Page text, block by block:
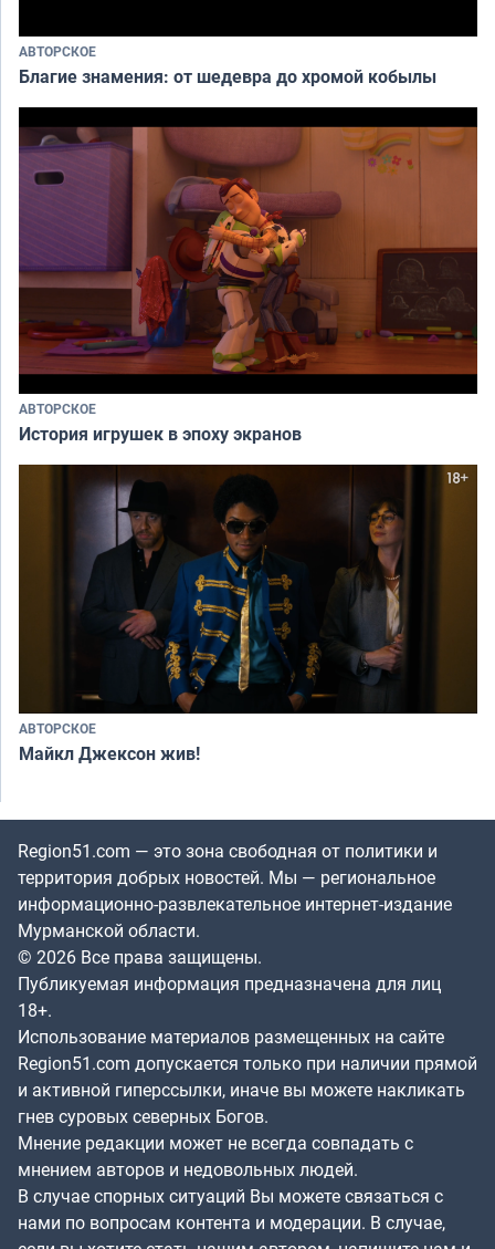
АВТОРСКОЕ
Благие знамения: от шедевра до хромой кобылы
АВТОРСКОЕ
История игрушек в эпоху экранов
АВТОРСКОЕ
Майкл Джексон жив!
Region51.com — это зона свободная от политики и
территория добрых новостей. Мы — региональное
информационно-развлекательное интернет-издание
Мурманской области.
© 2026 Все права защищены.
Публикуемая информация предназначена для лиц
18+.
Использование материалов размещенных на сайте
Region51.com допускается только при наличии прямой
и активной гиперссылки, иначе вы можете накликать
гнев суровых северных Богов.
Мнение редакции может не всегда совпадать с
мнением авторов и недовольных людей.
В случае спорных ситуаций Вы можете связаться с
нами по вопросам контента и модерации. В случае,